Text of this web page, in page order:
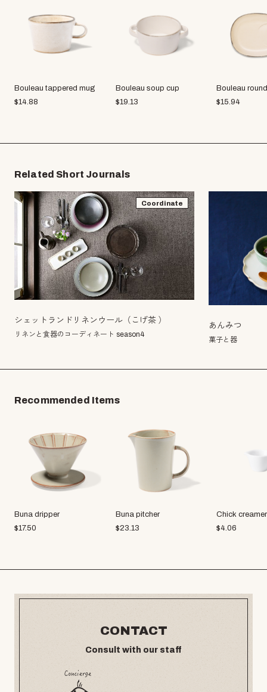
Bouleau tappered mug
$14.88
Bouleau soup cup
$19.13
Bouleau
$15.94
Related Short Journals
Coordinate
シェットランドリネンウール（こげ茶 ）
リネンと食器のコーディネート season4
あんみつ
菓子と器
Recommended Items
Buna dripper
$17.50
Buna pitcher
$23.13
Chick
$4.06
CONTACT
Consult with our staff